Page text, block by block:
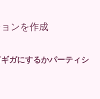
ンを作成
ガにするかパーティシ